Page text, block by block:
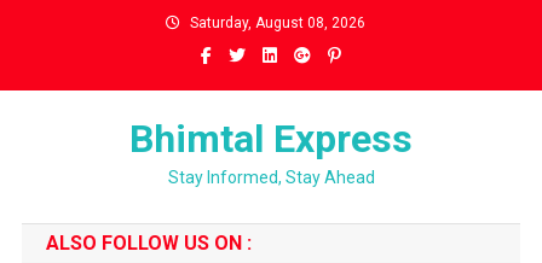
Saturday, August 08, 2026
Bhimtal Express
Stay Informed, Stay Ahead
ALSO FOLLOW US ON :